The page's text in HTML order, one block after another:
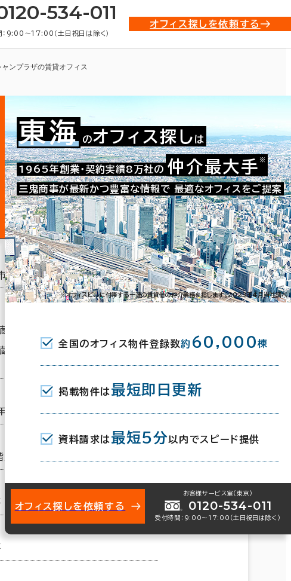
534-011
：9:00〜17:00（土日祝日は除く）
オフィス探しを依頼する
ンプラザの賃貸オフィス
お問い合わせ番号：008-00854
白山町1-61-6
寺駅(JR) 北口 11分
寺駅(愛知環状鉄道) 北口 11分
5月
地下1階建
東海 のオフィス探し は
1965年創業・契約実績8万社の 仲介最大手 ※
三鬼商事が最新かつ豊富な情報で 最適なオフィスをご提案
※オフィスビルに付帯する一連の賃貸借の仲介業務を指します。2023年4月当社調べ
全国のオフィス物件登録数約 60,000棟
掲載物件は 最短即日更新
資料請求は 最短5分 以内でスピード提供
オフィス探しを依頼する
お客様サービス室（東京）
0120-534-011
受付時間：9:00〜17:00（土日祝日は除く）